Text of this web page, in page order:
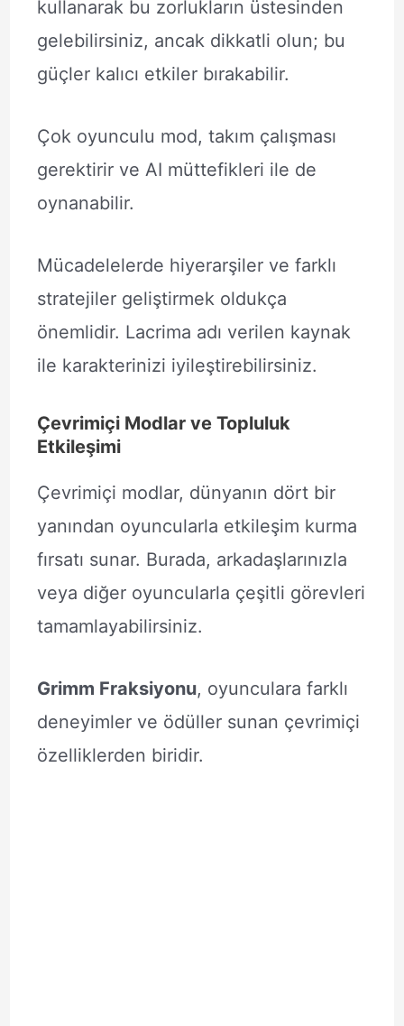
kullanarak bu zorlukların üstesinden
gelebilirsiniz, ancak dikkatli olun; bu
güçler kalıcı etkiler bırakabilir.
Çok oyunculu mod, takım çalışması
gerektirir ve AI müttefikleri ile de
oynanabilir.
Mücadelelerde hiyerarşiler ve farklı
stratejiler geliştirmek oldukça
önemlidir. Lacrima adı verilen kaynak
ile karakterinizi iyileştirebilirsiniz.
Çevrimiçi Modlar ve Topluluk
Etkileşimi
Çevrimiçi modlar, dünyanın dört bir
yanından oyuncularla etkileşim kurma
fırsatı sunar. Burada, arkadaşlarınızla
veya diğer oyuncularla çeşitli görevleri
tamamlayabilirsiniz.
Grimm Fraksiyonu, oyunculara farklı
deneyimler ve ödüller sunan çevrimiçi
özelliklerden biridir.